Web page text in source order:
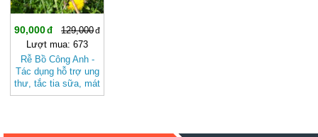
90,000
129,000
Lượt mua: 673
Rễ Bồ Công Anh -
Tác dụng hỗ trợ ung
thư, tắc tia sữa, mát
gan Thảo dược